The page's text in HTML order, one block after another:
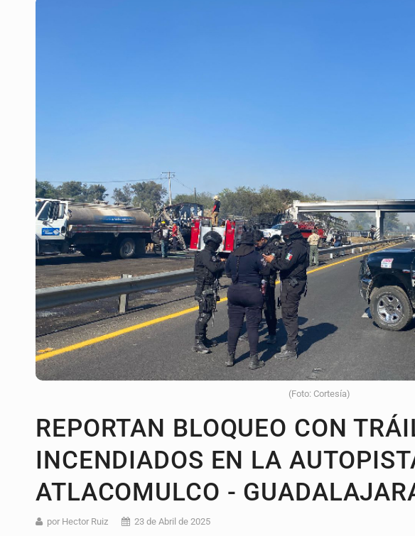
Identifican a más implicados en crimen de Valeria
Capturan a secuestradora buscada desde 2012
(Foto: Cortesía)
REPORTAN BLOQUEO CON
INCENDIADOS EN LA
ATLACOMULCO -
por Hector Ruiz 23 de Abril de 2025